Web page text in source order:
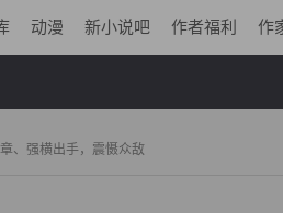
动漫 新小说吧 作者福利 作
、强横出手，震慑众敌